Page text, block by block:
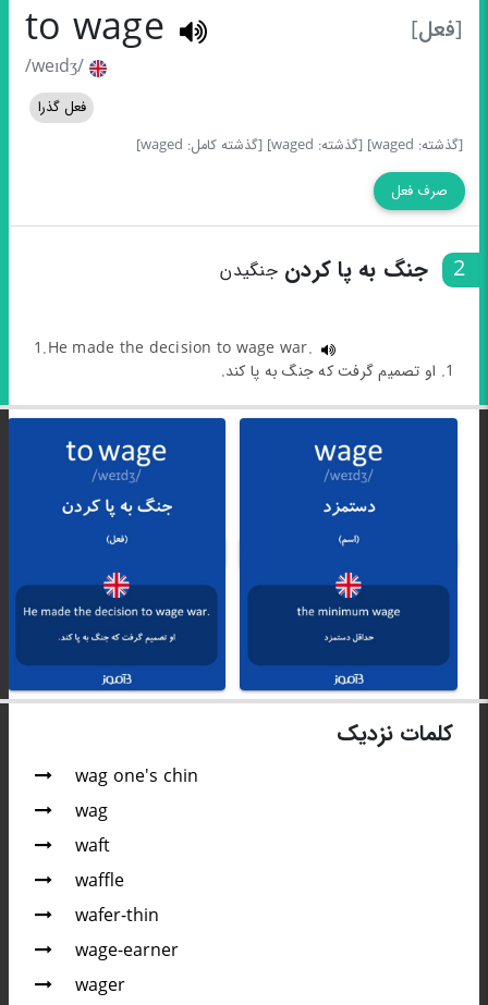
[فعل] to wage
/weɪdʒ/
فعل گذرا
[گذشته: waged]
[گذشته: waged] [گذشته کامل: waged]
صرف فعل
2 جنگ به پا کردنجنگیدن
1.He made the decision to wage war.
1. او تصمیم گرفت که جنگ به پا کند.
کلمات نزدیک
wag one's chin
wag
waft
waffle
wafer-thin
wage-earner
wager